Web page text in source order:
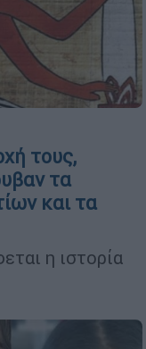
τους,
τα
και τα
η ιστορία